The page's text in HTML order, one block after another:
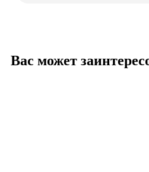
Вас может